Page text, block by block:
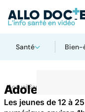
Santé Bien-
AccueilSanté
Adolescents
Les jeunes de 12 à